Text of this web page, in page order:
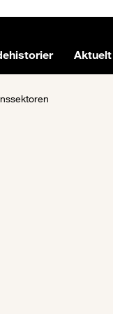
Aktuelt